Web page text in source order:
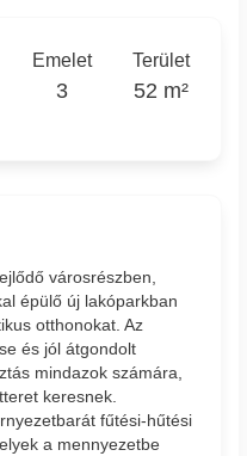
Emelet
3
Terület
52 m²
városrészben,
épülő új lakóparkban
otthonokat. Az
és jól átgondolt
mindazok számára,
keresnek.
fűtési-hűtési
a mennyezetbe